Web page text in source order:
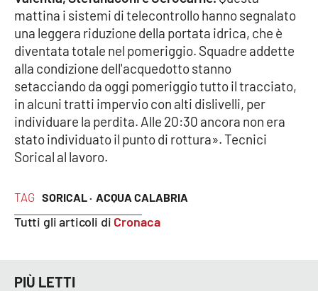
Parchi Marini Calabria
Leggendo Alvaro insieme
Imprese Di Calabria
Le perfidie di Antonella Grippo
Venti di comunicazione
LaC Network
TAG SORICAL · ACQUA CALABRIA
Tutti gli articoli di Cronaca
mattina i sistemi di telecontrollo hanno segnalato
una leggera riduzione della portata idrica, che è
diventata totale nel pomeriggio. Squadre addette
alla condizione dell'acquedotto stanno
setacciando da oggi pomeriggio tutto il tracciato,
in alcuni tratti impervio con alti dislivelli, per
individuare la perdita. Alle 20:30 ancora non era
stato individuato il punto di rottura». Tecnici
Sorical al lavoro.
PIÙ LETTI